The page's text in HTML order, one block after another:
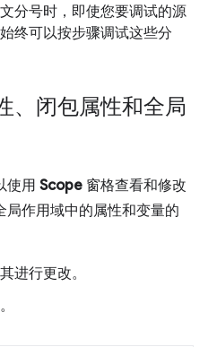
分号时，即使您要调试的源
终可以按步骤调试这些分
、闭包属性和全局
使用 Scope 窗格查看和修改
作用域中的属性和变量的
进行更改。